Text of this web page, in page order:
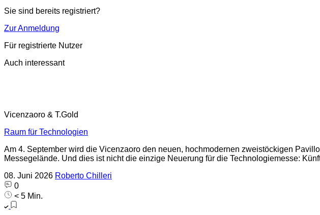
Sie sind bereits registriert?
Zur Anmeldung
Für registrierte Nutzer
Auch interessant
Vicenzaoro & T.Gold
Raum für Technologien
Am 4. September wird die Vicenzaoro den neuen, hochmodernen zweistöckigen
Messegelände. Und dies ist nicht die einzige Neuerung für die Technologiemesse:
08. Juni 2026 Roberto Chilleri
0
< 5 Min.